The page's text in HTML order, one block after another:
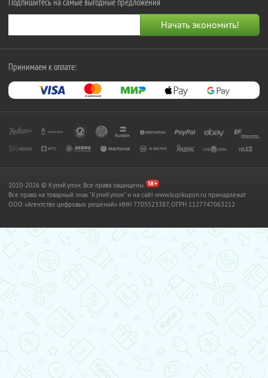
Принимаем к оплате:
2010-2026 © КупиКупон. Все права защищены.
Все права на товарный знак "КупиКупон" и на сайт www.kupikupon.ru принадлежат
OOO «Агентство цифровых решений» ИНН 7705523387, ОГРН 1127747063212